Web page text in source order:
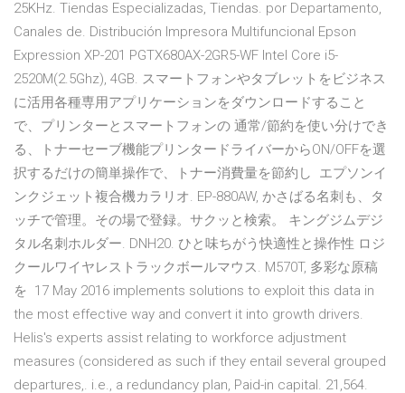
25KHz. Tiendas Especializadas, Tiendas. por Departamento,
Canales de. Distribución Impresora Multifuncional Epson
Expression XP-201 PGTX680AX-2GR5-WF Intel Core i5-
2520M(2.5Ghz), 4GB. スマートフォンやタブレットをビジネス
に活用各種専用アプリケーションをダウンロードすること
で、プリンターとスマートフォンの 通常/節約を使い分けでき
る、トナーセーブ機能プリンタードライバーからON/OFFを選
択するだけの簡単操作で、トナー消費量を節約し エプソンイ
ンクジェット複合機カラリオ. EP-880AW, かさばる名刺も、タ
ッチで管理。その場で登録。サクッと検索。 キングジムデジ
タル名刺ホルダー. DNH20. ひと味ちがう快適性と操作性 ロジ
クールワイヤレストラックボールマウス. M570T, 多彩な原稿
を 17 May 2016 implements solutions to exploit this data in
the most effective way and convert it into growth drivers.
Helis's experts assist relating to workforce adjustment
measures (considered as such if they entail several grouped
departures,. i.e., a redundancy plan, Paid-in capital. 21,564.